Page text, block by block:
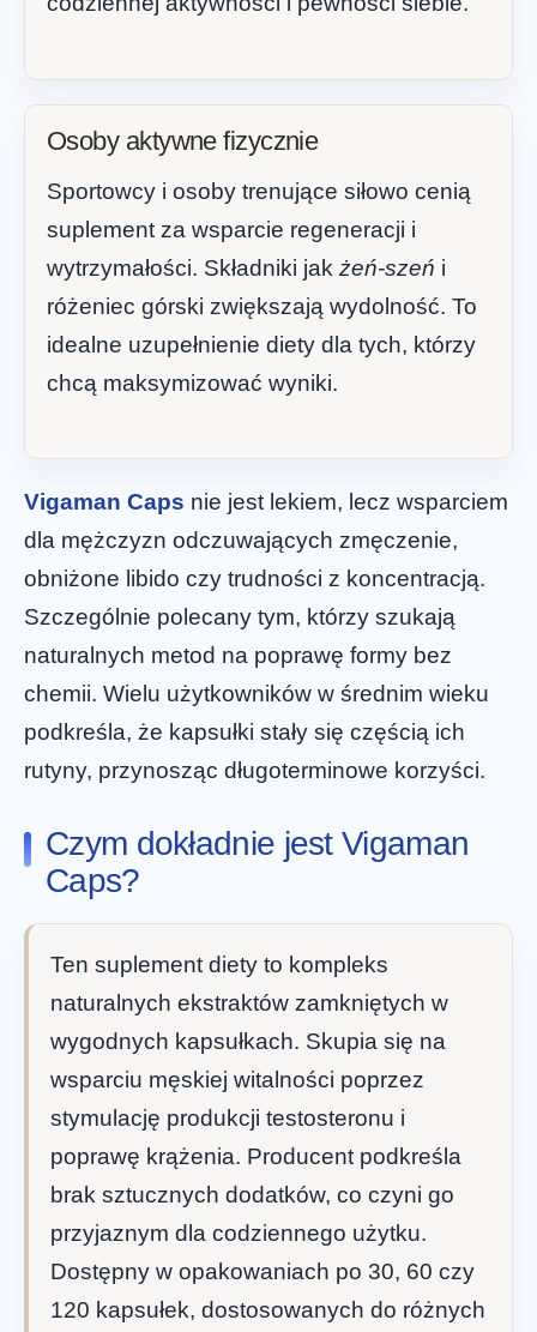
Osoby aktywne fizycznie
Sportowcy i osoby trenujące siłowo cenią
suplement za wsparcie regeneracji i
wytrzymałości. Składniki jak żeń-szeń i
różeniec górski zwiększają wydolność. To
idealne uzupełnienie diety dla tych, którzy
chcą maksymizować wyniki.
Vigaman Caps nie jest lekiem, lecz wsparciem
dla mężczyzn odczuwających zmęczenie,
obniżone libido czy trudności z koncentracją.
Szczególnie polecany tym, którzy szukają
naturalnych metod na poprawę formy bez
chemii. Wielu użytkowników w średnim wieku
podkreśla, że kapsułki stały się częścią ich
rutyny, przynosząc długoterminowe korzyści.
Czym dokładnie jest Vigaman
Caps?
Ten suplement diety to kompleks
naturalnych ekstraktów zamkniętych w
wygodnych kapsułkach. Skupia się na
wsparciu męskiej witalności poprzez
stymulację produkcji testosteronu i
poprawę krążenia. Producent podkreśla
brak sztucznych dodatków, co czyni go
przyjaznym dla codziennego użytku.
Dostępny w opakowaniach po 30, 60 czy
120 kapsułek, dostosowanych do różnych